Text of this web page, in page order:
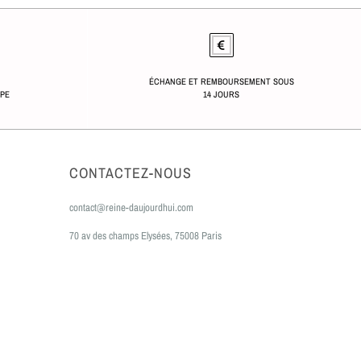
ÉCHANGE ET REMBOURSEMENT SOUS
14 JOURS
CONTACTEZ-NOUS
contact@reine-daujourdhui.com
70 av des champs Elysées, 75008 Paris